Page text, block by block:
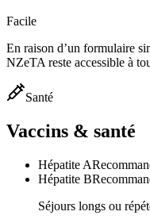
Facile
En raison d’un formulaire
NZeTA reste accessible à
Santé
Vaccins & santé
Hépatite A
Hépatite B
Séjours longs ou